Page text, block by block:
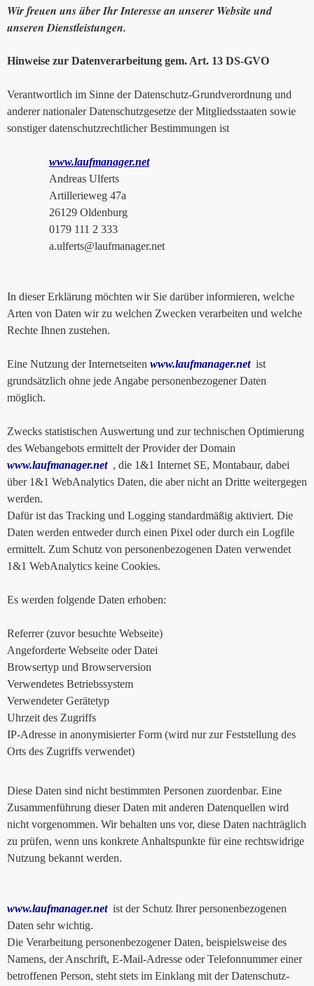
Wir freuen uns über Ihr Interesse an unserer Website und
unseren Dienstleistungen.
Hinweise zur Datenverarbeitung gem. Art. 13 DS-GVO
Verantwortlich im Sinne der Datenschutz-Grundverordnung und
anderer nationaler Datenschutzgesetze der Mitgliedsstaaten sowie
sonstiger datenschutzrechtlicher Bestimmungen ist
www.laufmanager.net
Andreas Ulferts
Artillerieweg 47a
26129 Oldenburg
0179 111 2 333
a.ulferts@laufmanager.net
In dieser Erklärung möchten wir Sie darüber informieren, welche
Arten von Daten wir zu welchen Zwecken verarbeiten und welche
Rechte Ihnen zustehen.
Eine Nutzung der Internetseiten www.laufmanager.netist
grundsätzlich ohne jede Angabe personenbezogener Daten
möglich.
Zwecks statistischen Auswertung und zur technischen Optimierung
des Webangebots ermittelt der Provider der Domain
www.laufmanager.net, die 1&1 Internet SE, Montabaur, dabei
über 1&1 WebAnalytics Daten, die aber nicht an Dritte weitergegen
werden.
Dafür ist das Tracking und Logging standardmäßig aktiviert. Die
Daten werden entweder durch einen Pixel oder durch ein Logfile
ermittelt. Zum Schutz von personenbezogenen Daten verwendet
1&1 WebAnalytics keine Cookies.
Es werden folgende Daten erhoben:
Referrer (zuvor besuchte Webseite)
Angeforderte Webseite oder Datei
Browsertyp und Browserversion
Verwendetes Betriebssystem
Verwendeter Gerätetyp
Uhrzeit des Zugriffs
IP-Adresse in anonymisierter Form (wird nur zur Feststellung des
Orts des Zugriffs verwendet)
Diese Daten sind nicht bestimmten Personen zuordenbar. Eine
Zusammenführung dieser Daten mit anderen Datenquellen wird
nicht vorgenommen. Wir behalten uns vor, diese Daten nachträglich
zu prüfen, wenn uns konkrete Anhaltspunkte für eine rechtswidrige
Nutzung bekannt werden.
www.laufmanager.netist der Schutz Ihrer personenbezogenen
Daten sehr wichtig.
Die Verarbeitung personenbezogener Daten, beispielsweise des
Namens, der Anschrift, E-Mail-Adresse oder Telefonnummer einer
betroffenen Person, steht stets im Einklang mit der Datenschutz-